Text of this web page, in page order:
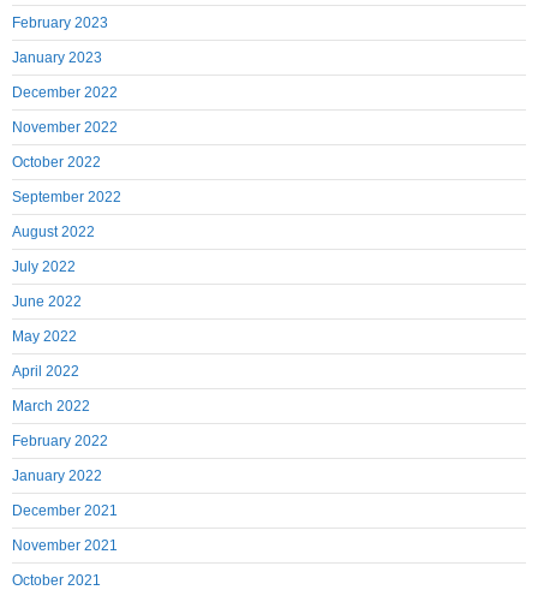
February 2023
January 2023
December 2022
November 2022
October 2022
September 2022
August 2022
July 2022
June 2022
May 2022
April 2022
March 2022
February 2022
January 2022
December 2021
November 2021
October 2021